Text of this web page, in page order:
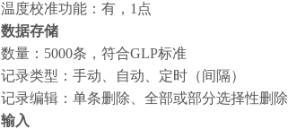
温度校准功能：有，1点
数据存储
数量：5000条，符合GLP标准
记录类型：手动、自动、定时（间隔）
记录编辑：单条删除、全部或部分选择性删除
输入